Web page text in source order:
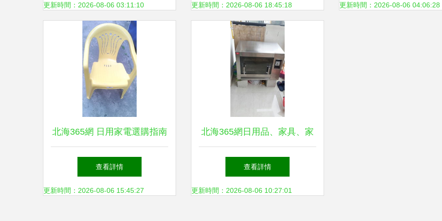
更新時間：2026-08-06 03:11:10 更新時間：2026-08-06 18:45:18 更新時間：2026-08-06 04:06:28
北海365網 日用家電選購指南
與本地生活服務
查看詳情
更新時間：2026-08-06 15:45:27
北海365網日用品、家具、家
電選購指南 打造理想家居生
活
查看詳情
更新時間：2026-08-06 10:27:01